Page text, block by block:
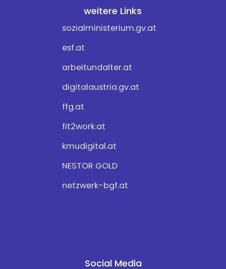
weitere Links
sozialministerium.gv.at
esf.at
arbeitundalter.at
digitalaustria.gv.at
ffg.at
fit2work.at
kmudigital.at
NESTOR GOLD
netzwerk-bgf.at
Social Media